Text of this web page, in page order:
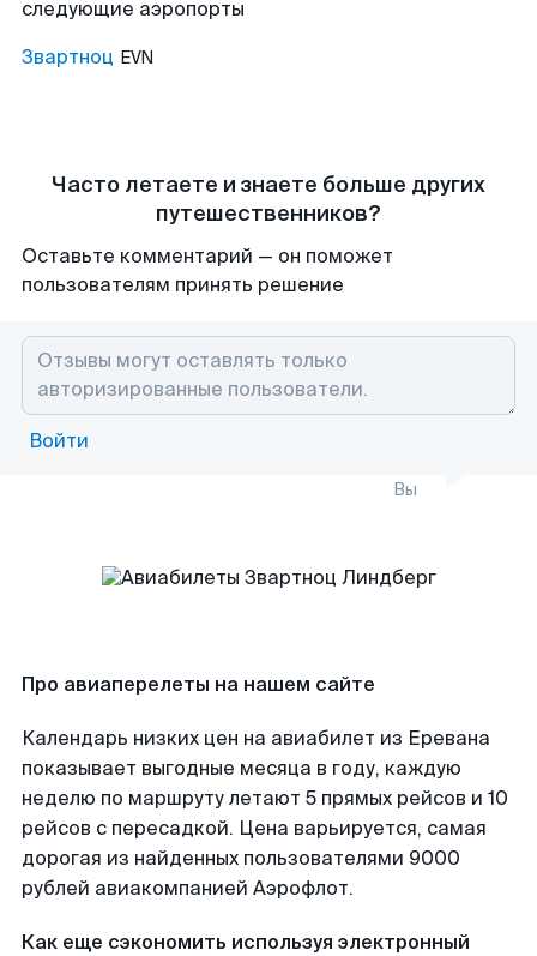
следующие аэропорты
Звартноц EVN
Часто летаете и знаете больше других
путешественников?
Оставьте комментарий — он поможет
пользователям принять решение
Войти
Вы
Про авиаперелеты на нашем сайте
Календарь низких цен на авиабилет из Еревана
показывает выгодные месяца в году, каждую
неделю по маршруту летают 5 прямых рейсов и 10
рейсов с пересадкой. Цена варьируется, самая
дорогая из найденных пользователями 9000
рублей авиакомпанией Аэрофлот.
Как еще сэкономить используя электронный